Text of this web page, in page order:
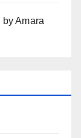
byAmara